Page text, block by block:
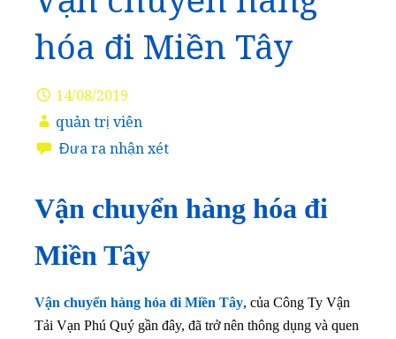
hóa đi Miền Tây
14/08/2019
quản trị viên
Đưa ra nhận xét
Vận chuyển hàng hóa đi
Miền Tây
Vận chuyển hàng hóa đi Miền Tây, của Công Ty Vận
Tải Vạn Phú Quý gần đây, đã trở nên thông dụng và quen